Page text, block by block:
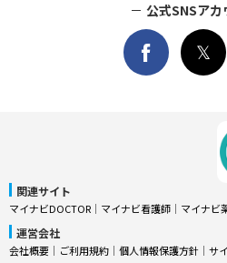
公式SNSアカ
関連サイト
マイナビDOCTOR │ マイナビ看護師 │ マイナビ
運営会社
会社概要 │ ご利用規約 │ 個人情報保護方針 │ サ